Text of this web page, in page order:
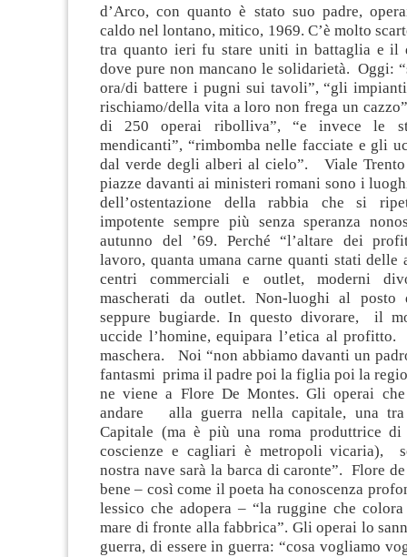
d’Arco, con quanto è stato suo padre,
caldo nel lontano, mitico, 1969. C’è molto
tra quanto ieri fu stare uniti in battaglia e il
dove pure non mancano le solidarietà. Oggi:
ora/di battere i pugni sui tavoli”, “gli
rischiamo/della vita a loro non frega un
di 250 operai ribolliva”, “e invece le
mendicanti”, “rimbomba nelle facciate e gli
dal verde degli alberi al cielo”. Viale
piazze davanti ai ministeri romani sono i
dell’ostentazione della rabbia che si
impotente sempre più senza speranza
autunno del ’69. Perché “l’altare dei
lavoro, quanta umana carne quanti stati delle
centri commerciali e outlet, moderni
mascherati da outlet. Non-luoghi al posto
seppure bugiarde. In questo divorare, il
uccide l’homine, equipara l’etica al
maschera. Noi “non abbiamo davanti un
fantasmi prima il padre poi la figlia poi la
ne viene a Flore De Montes. Gli operai
andare alla guerra nella capitale, una
Capitale (ma è più una roma produttrice
coscienze e cagliari è metropoli vicaria),
nostra nave sarà la barca di caronte”. Flore
bene – così come il poeta ha conoscenza
lessico che adopera – “la ruggine che
mare di fronte alla fabbrica”. Gli operai lo
guerra, di essere in guerra: “cosa vogliamo